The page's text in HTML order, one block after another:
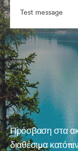
Test message
Πρόσβαση στα
διαθέσιμα